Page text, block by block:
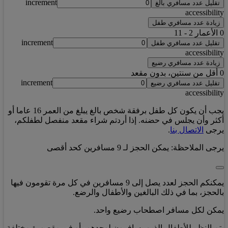
تقليل عدد مسافري بالغ
increment
accessibility
زيادة عدد مسافري طفل
0 الأعمار 2 - 11
تقليل عدد مسافري طفل
increment
accessibility
زيادة عدد مسافري رضيع
0 أقل من سنتين، بدون مقعد
تقليل عدد مسافري رضيع
increment
accessibility
يجب أن يكون كل طفل برفقة شخص بالغ يبلغ من العمر 16 عاما أو
أكثر وأن يجلس في حضنه. إذا أردتم شراء مقعد منفصل لطفلكم،
يرجى الاتصال بنا.
يرجى الملاحظة: يمكن الحجز لـ 9 مسافرين كحد أقصى
يمكنكم الحجز لعدد يصل إلى 9 مسافرين في كل مرة تقومون فيها
بالحجز، بما في ذلك البالغين والأطفال والرضع.
يمكن لكل مسافر اصطحاب رضيع واحد.